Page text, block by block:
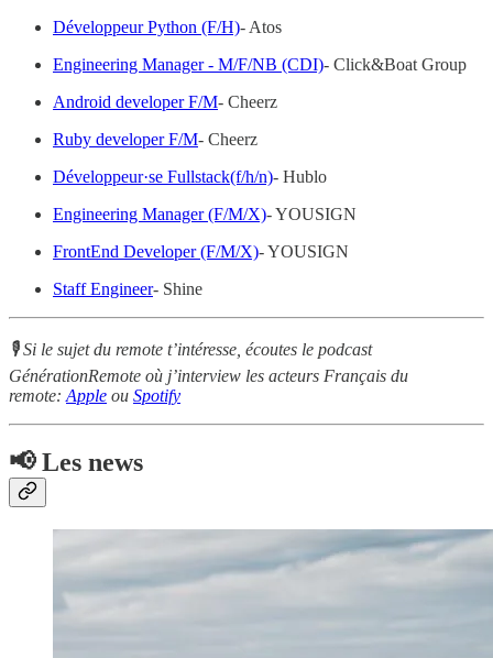
Développeur Python (F/H)- Atos
Engineering Manager - M/F/NB (CDI)- Click&Boat Group
Android developer F/M- Cheerz
Ruby developer F/M- Cheerz
Développeur·se Fullstack(f/h/n)- Hublo
Engineering Manager (F/M/X)- YOUSIGN
FrontEnd Developer (F/M/X)- YOUSIGN
Staff Engineer- Shine
🎙 Si le sujet du remote t’intéresse, écoutes le podcast
GénérationRemote où j’interview les acteurs Français du
remote: Apple ou Spotify
📢 Les news